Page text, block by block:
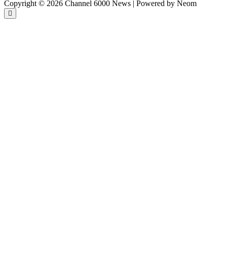
Copyright © 2026 Channel 6000 News | Powered by Neom